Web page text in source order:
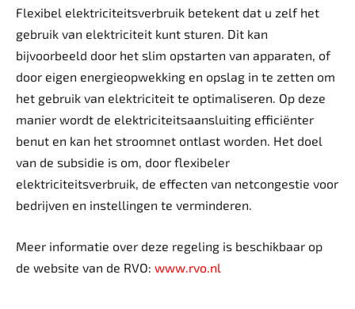
Flexibel elektriciteitsverbruik betekent dat u zelf het
gebruik van elektriciteit kunt sturen. Dit kan
bijvoorbeeld door het slim opstarten van apparaten, of
door eigen energieopwekking en opslag in te zetten om
het gebruik van elektriciteit te optimaliseren. Op deze
manier wordt de elektriciteitsaansluiting efficiënter
benut en kan het stroomnet ontlast worden. Het doel
van de subsidie is om, door flexibeler
elektriciteitsverbruik, de effecten van netcongestie voor
bedrijven en instellingen te verminderen.
Meer informatie over deze regeling is beschikbaar op
de website van de RVO: www.rvo.nl